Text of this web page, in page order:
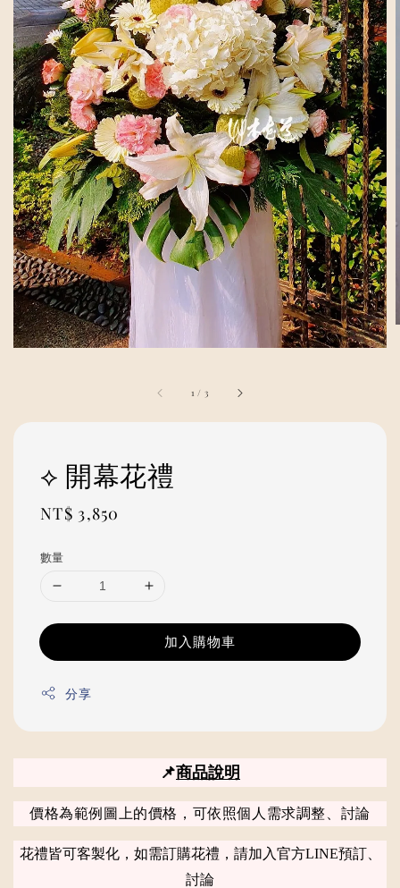
1 / 3
⟡ 開幕花禮
Regular
NT$ 3,850
數量
加入購物車
分享
📌商品說明
價格為範例圖上的價格，可依照個人需求調整、討論
花禮皆可客製化，如需訂購花禮，請加入官方LINE預訂、
討論